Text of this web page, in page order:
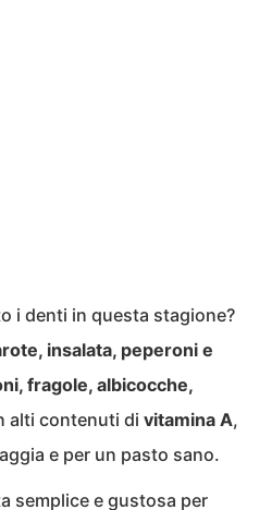
i denti in questa stagione?
insalata, peperoni e
fragole, albicocche,
alti contenuti di vitamina A,
e per un pasto sano.
semplice e gustosa per